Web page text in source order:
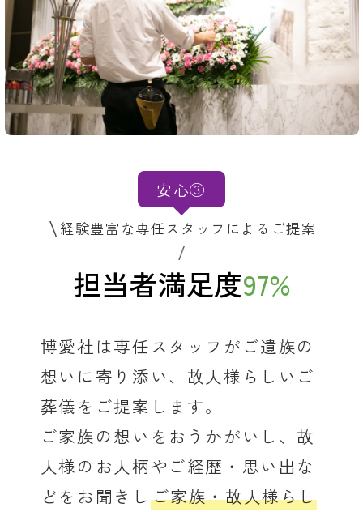
安心③
経験豊富な専任スタッフによるご提案
担当者満足度97%
博愛社は専任スタッフがご遺族の
想いに寄り添い、故人様らしいご
葬儀をご提案します。
ご家族の想いをおうかがいし、故
人様のお人柄やご経歴・思い出な
どをお聞きし ご家族・故人様らし